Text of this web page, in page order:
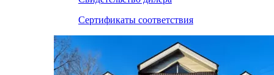
Сертификаты соответствия